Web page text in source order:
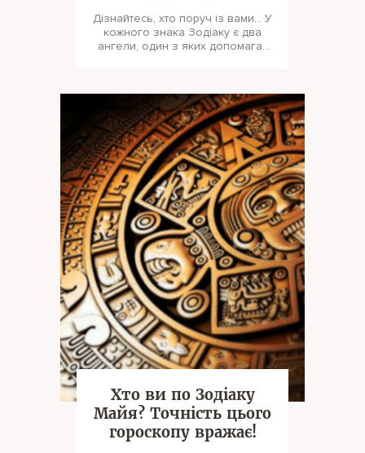
Дізнайтесь, хто поруч із вами… У
кожного знака Зодіаку є два
ангели, один з яких допомагає
Хто ви по Зодіаку
Майя? Точність цього
гороскопу вражає!